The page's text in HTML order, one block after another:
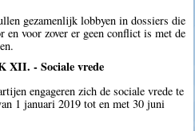
gezamenlijk lobbyen in dossiers die
en voor zover er geen conflict is met de
XII. - Sociale vrede
engageren zich de sociale vrede te
1 januari 2019 tot en met 30 juni